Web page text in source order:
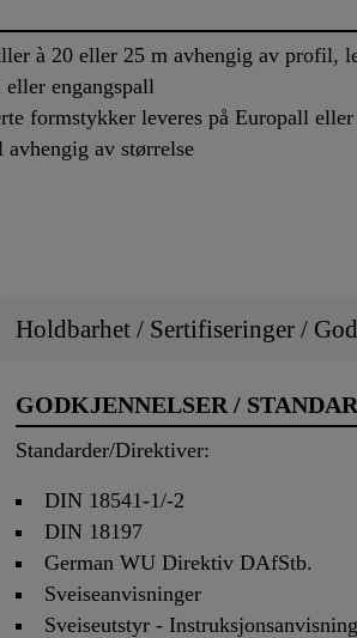
à 20 eller 25 m avhengig av profil,
engangspall
formstykker leveres på Europall eller
avhengig av størrelse
Holdbarhet / Sertifiseringer /
GODKJENNELSER /
Standarder/Direktiver:
DIN 18541-1/-2
DIN 18197
German WU Direktiv DAfStb.
Sveiseanvisninger
Sveiseutstyr - Instruksjonsanvisning